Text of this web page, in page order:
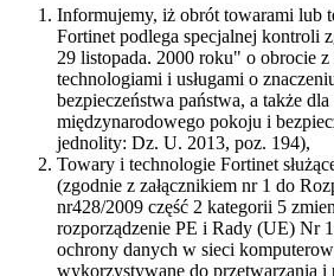
Informujemy, iż obrót towarami lub
Fortinet podlega specjalnej kontroli
29 listopada. 2000 roku" o obrocie z
technologiami i usługami o
bezpieczeństwa państwa, a także
międzynarodowego pokoju i
jednolity: Dz. U. 2013, poz. 194),
Towary i technologie Fortinet
(zgodnie z załącznikiem nr 1 do
nr428/2009 część 2 kategorii 5
rozporządzenie PE i Rady (UE) Nr
ochrony danych w sieci
wykorzystywane do przetwarzania i